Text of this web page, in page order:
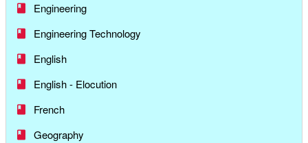
Engineering
Engineering Technology
English
English - Elocution
French
Geography